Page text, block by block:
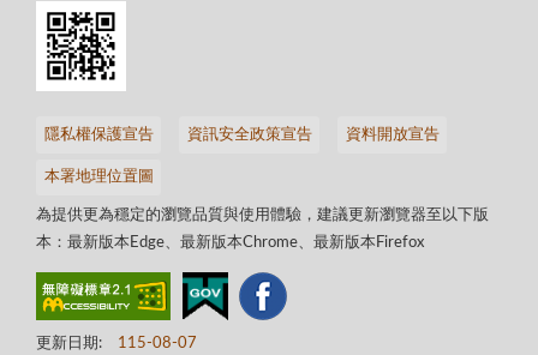
隱私權保護宣告 資訊安全政策宣告 資料開放宣告
本署地理位置圖
為提供更為穩定的瀏覽品質與使用體驗，建議更新瀏覽器至以下版
本：最新版本Edge、最新版本Chrome、最新版本Firefox
更新日期: 115-08-07